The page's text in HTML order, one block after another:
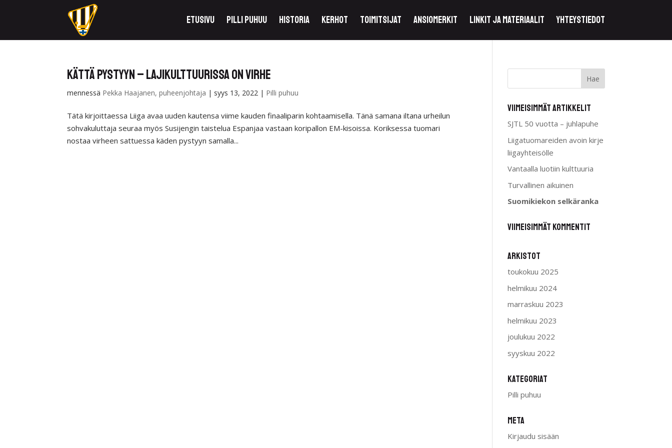
Etusivu Pilli puhuu Historia Kerhot Toimitsijat Ansiomerkit Linkit ja materiaalit Yhteystiedot
Kättä pystyyn – lajikulttuurissa on virhe
mennessä Pekka Haajanen, puheenjohtaja | syys 13, 2022 | Pilli puhuu
Tätä kirjoittaessa Liiga avaa uuden kautensa viime kauden finaaliparin kohtaamisella. Tänä samana iltana urheilun
sohvakuluttaja seuraa myös Susijengin taistelua Espanjaa vastaan koripallon EM-kisoissa. Koriksessa tuomari
nostaa virheen sattuessa käden pystyyn samalla...
Viimeisimmät artikkelit
SJTL 50 vuotta – juhlapuhe
Liigatuomareiden avoin kirje
liigayhteisölle
Vantaalla luotiin kulttuuria
Turvallinen aikuinen
Suomikiekon selkäranka
Viimeisimmät kommentit
Arkistot
toukokuu 2025
helmikuu 2024
marraskuu 2023
helmikuu 2023
joulukuu 2022
syyskuu 2022
Kategoriat
Pilli puhuu
Meta
Kirjaudu sisään